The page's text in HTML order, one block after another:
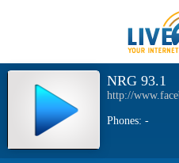
NRG 93.1
http://
Phones: -